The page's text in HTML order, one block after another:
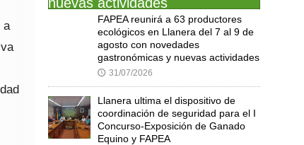
a
FAPEA reunirá a 63 productores
ecológicos en Llanera del 7 al 9 de
agosto con novedades
gastronómicas y nuevas actividades
🕔 31/07/2026
Llanera ultima el dispositivo de
coordinación de seguridad para el I
Concurso-Exposición de Ganado
Equino y FAPEA